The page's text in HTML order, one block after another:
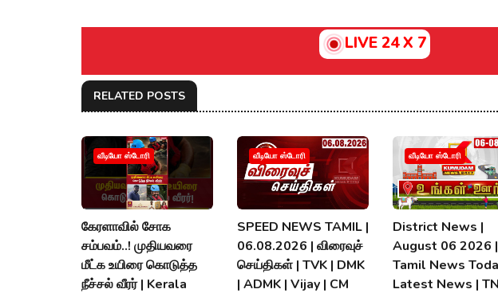
LIVE 24 X 7
RELATED POSTS
வீடியோ ஸ்டோரி
கேரளாவில் சோக
சம்பவம்..! முதியவரை
மீட்க உயிரை கொடுத்த
நீச்சல் வீரர் | Kerala
வீடியோ ஸ்டோரி
SPEED NEWS TAMIL |
06.08.2026 | விரைவுச்
செய்திகள் | TVK | DMK
| ADMK | Vijay | CM
வீடியோ ஸ்டோரி
District News |
August 06 2026 |
Tamil News
Latest News | TN